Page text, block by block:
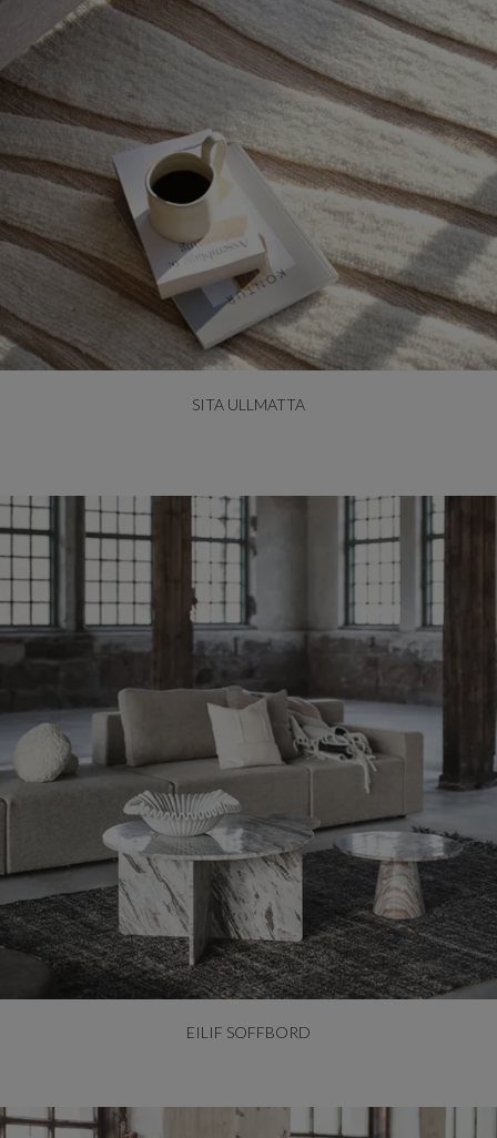
SITA ULLMATTA
EILIF SOFFBORD